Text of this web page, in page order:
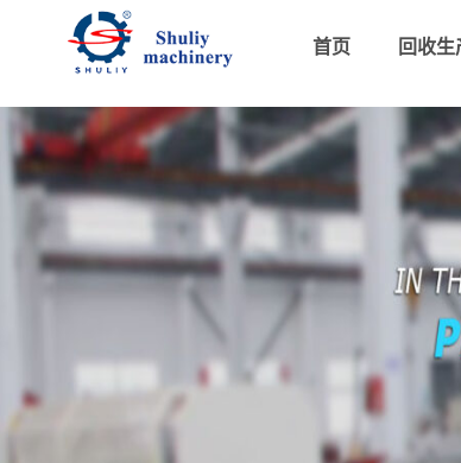
首页 回收生